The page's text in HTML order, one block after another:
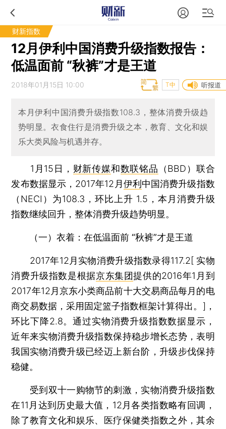
财新指数
12月伊利中国消费升级指数报告：
低温面前 “秋裤”才是王道
2018年01月15日 10:00 听报道
T中
本月伊利中国消费升级指数108.3，整体消费升级趋
势明显。衣食住行是消费升级之本，教育、文化和娱
乐大类风险与机遇并存。
1月15日， 财新传媒和数联铭品 （BBD）联合
发布数据显示，2017年12月伊利 中国消费升级指数
（NECI）为108.3，环比上升 1.5，本月消费升级
指数继续回升，整体消费升级趋势明显。
（一）衣着：在低温面前 “秋裤”才是王道
2017年12月实物消费升级指数录得117.2[ 实物
消费升级指数是根据京东集团提供的2016年1月到
2017年12月京东小类商品前十大交易商品每月的电
商交易数据，采用固定篮子指数框架计算得出。]，
环比下降2.8。通过实物消费升级指数数据显示，
近年来实物消费升级指数保持稳步增长态势，表明
我国实物消费升级已经迈上新台阶，升级步伐保持
稳健。
受到双十一购物节的刺激，实物消费升级指数
在11月达到历史最大值，12月各类指数略有回调，
除了教育文化和娱乐、医疗保健类指数之外，其余